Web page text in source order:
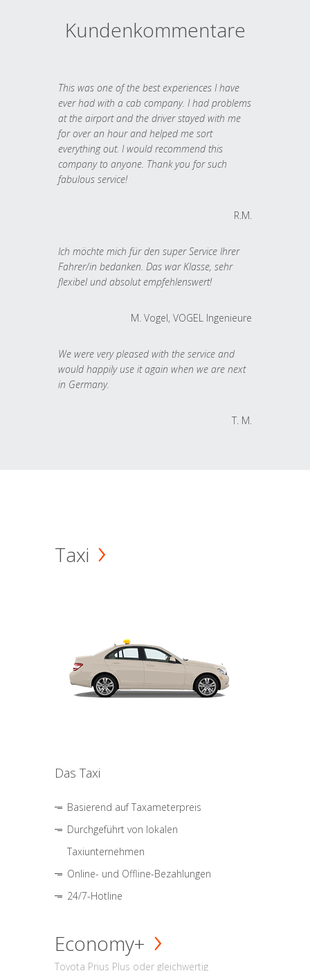
Kundenkommentare
This was one of the best experiences I have
ever had with a cab company. I had problems
at the airport and the driver stayed with me
for over an hour and helped me sort
everything out. I would recommend this
company to anyone. Thank you for such
fabulous service!
R.M.
Ich möchte mich für den super Service Ihrer
Fahrer/in bedanken. Das war Klasse, sehr
flexibel und absolut empfehlenswert!
M. Vogel, VOGEL Ingenieure
We were very pleased with the service and
would happily use it again when we are next
in Germany.
T. M.
Taxi
Das Taxi
Basierend auf Taxameterpreis
Durchgeführt von lokalen
Taxiunternehmen
Online- und Offline-Bezahlungen
24/7-Hotline
Economy+
Toyota Prius Plus oder gleichwertig